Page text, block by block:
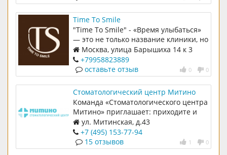
Time To Smile
"Time To Smile" - «Время улыбаться»
— это не только название клиники, но
и наш девиз! Отношения с
пациентами за годы работы
сложились таким образом, что в
конце лечения мы остаёмся в очень
тёплых отношениях, а большинство
пациентов приходят к нам по
рекомендации друзей и
родственников.
Москва, улица Барышиха 14 к 3
+79958823889
0 0
оставьте отзыв
Стоматологический центр Митино
Команда «Стоматологического центра
Митино» приглашает: приходите и
убедитесь на собственном опыте в
том, что с нами комфортно!
ул. Митинская, д.43
+7 (495) 153-77-94
1 0
15 отзывов